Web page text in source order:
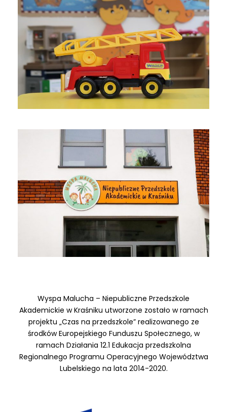
Wyspa Malucha – Niepubliczne Przedszkole
Akademickie w Kraśniku utworzone zostało w ramach
projektu „Czas na przedszkole” realizowanego ze
środków Europejskiego Funduszu Społecznego, w
ramach Działania 12.1 Edukacja przedszkolna
Regionalnego Programu Operacyjnego Województwa
Lubelskiego na lata 2014-2020.